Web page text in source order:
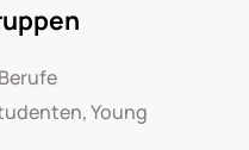
Young